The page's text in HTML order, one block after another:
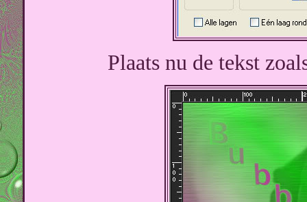
Plaats nu de tekst